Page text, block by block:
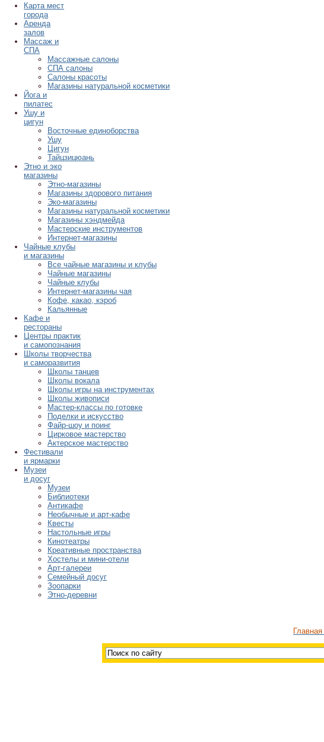
Карта мест
города
Аренда
залов
Массаж и
СПА
Массажные салоны
СПА салоны
Салоны красоты
Магазины натуральной косметики
Йога и
пилатес
Ушу и
цигун
Восточные единоборства
Ушу
Цигун
Тайцзицюань
Этно и эко
магазины
Этно-магазины
Магазины здорового питания
Эко-магазины
Магазины натуральной косметики
Магазины хэндмейда
Мастерские инструментов
Интернет-магазины
Чайные клубы
и магазины
Все чайные магазины и клубы
Чайные магазины
Чайные клубы
Интернет-магазины чая
Кофе, какао, кэроб
Кальянные
Кафе и
рестораны
Центры практик
и самопознания
Школы творчества
и саморазвития
Школы танцев
Школы вокала
Школы игры на инструментах
Школы живописи
Мастер-классы по готовке
Поделки и искусство
Файр-шоу и поинг
Цирковое мастерство
Актерское мастерство
Фестивали
и ярмарки
Музеи
и досуг
Музеи
Библиотеки
Антикафе
Необычные и арт-кафе
Квесты
Настольные игры
Кинотеатры
Креативные пространства
Хостелы и мини-отели
Арт-галереи
Семейный досуг
Зоопарки
Этно-деревни
Главная